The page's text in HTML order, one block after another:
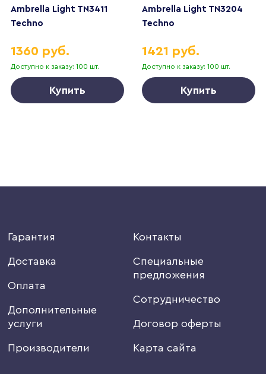
Ambrella Light TN3411
Techno
Доступно к заказу: 100 шт.
1360 руб.
Купить
Ambrella Light TN3204
Techno
Доступно к заказу: 100 шт.
1421 руб.
Купить
Гарантия
Доставка
Оплата
Дополнительные
услуги
Производители
Контакты
Специальные
предложения
Сотрудничество
Договор оферты
Карта сайта